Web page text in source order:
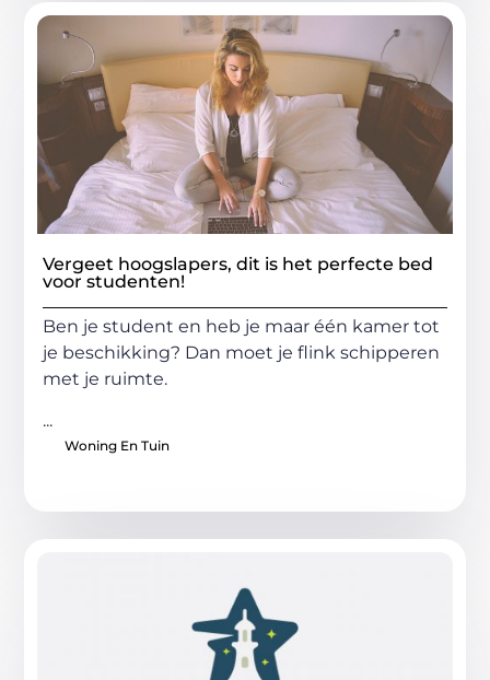
Vergeet hoogslapers, dit is het perfecte bed
voor studenten!
Ben je student en heb je maar één kamer tot
je beschikking? Dan moet je flink schipperen
met je ruimte.
...
Woning En Tuin